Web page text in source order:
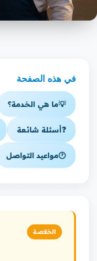
في هذه الصفحة
💡ما هي الخدمة؟
❓أسئلة شائعة
🕐مواعيد التواصل
الخلاصة